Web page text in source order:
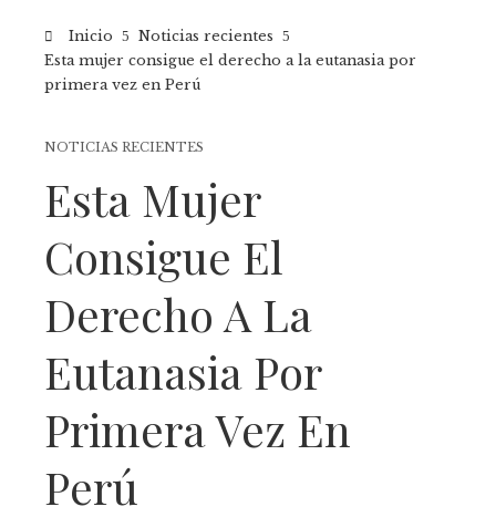
Inicio
Noticias recientes
Esta mujer consigue el derecho a la eutanasia por
primera vez en Perú
NOTICIAS RECIENTES
Esta Mujer
Consigue El
Derecho A La
Eutanasia Por
Primera Vez En
Perú